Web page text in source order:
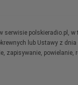
serwisie polskieradio.pl,
lub Ustawy z
zapisywanie,